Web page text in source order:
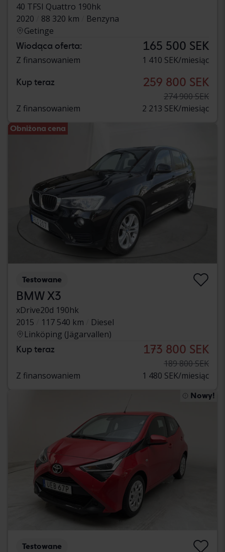
40 TFSI Quattro 190hk
2020
88 320 km
Benzyna
Getinge
Wiodąca oferta: 165 500 SEK
Z finansowaniem 1 410 SEK/miesiąc
Kup teraz 259 800 SEK
274 900 SEK
Z finansowaniem
2 213 SEK/miesiąc
Obniżona cena
Testowane
BMW X3
xDrive20d 190hk
2015
117 540 km
Diesel
Linköping (Jägarvallen)
Kup teraz 173 800 SEK
189 800 SEK
Z finansowaniem
1 480 SEK/miesiąc
Nowy!
Testowane